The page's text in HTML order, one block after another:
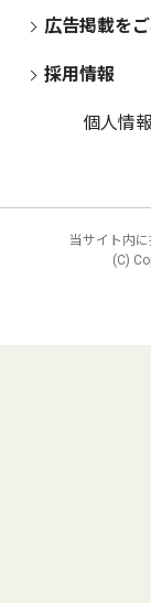
広告掲載を
採用情報
個人情
当サイト内
(C)